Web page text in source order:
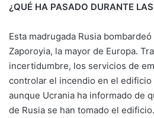
¿QUÉ HA PASADO DURANTE
Esta madrugada Rusia
Zaporoyia, la mayor de Europa.
incertidumbre, los servicios de
controlar el incendio en el edificio
aunque Ucrania ha informado de
de Rusia se han tomado el